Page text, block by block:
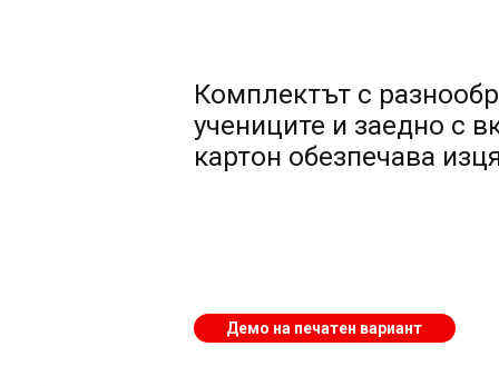
Комплектът с
учениците и заедно с
картон обезпечава
Демо на печатен вариант